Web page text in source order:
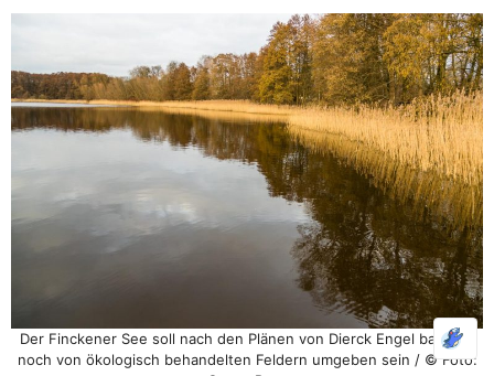
Der Finckener See soll nach den Plänen von Dierck Engel bald nur
noch von ökologisch behandelten Feldern umgeben sein / © Foto: